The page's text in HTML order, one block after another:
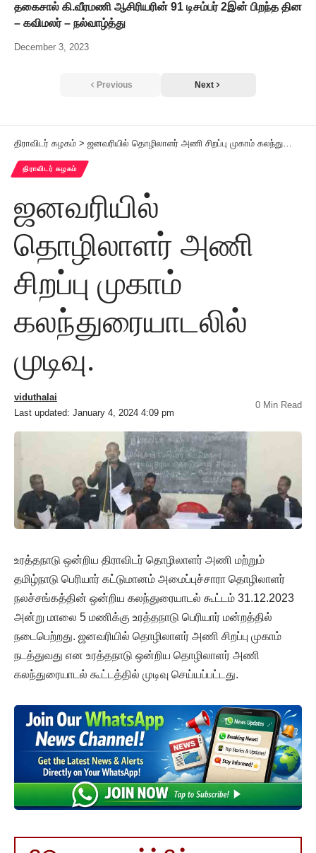
தகைசால் கி.வீரமணி ஆசிரியரின் 91 டிசம்பர் 2இன் பிறந்த தின
– கவிமலர் – நல்வாழ்த்து
December 3, 2023
Previous Next
திராவிடர் கழகம் > ஜனவரியில் தொழிலாளர் அணி சிறப்பு முகாம் கலந்துரையாடலில் முடிவு.
திராவிடர் கழகம்
ஜனவரியில்
தொழிலாளர் அணி
சிறப்பு முகாம்
கலந்துரையாடலில்
முடிவு.
Last updated: January 4, 2024 4:09 pm
viduthalai
0 Min Read
உரத்தநாடு ஒன்றிய திராவிடர் தொழிலாளர் அணி மற்றும்
தமிழ்நாடு பெரியார் கட்டுமானம் அமைப்புச்சாரா தொழிலாளர்
நலச்சங்கத்தின் ஒன்றிய கலந்துரையாடல் கூட்டம் 31.12.2023
அன்று மாலை 5 மணிக்கு உரத்தநாடு பெரியார் மன்றத்தில்
நடைபெற்றது. ஜனவரியில் தொழிலாளர் அணி சிறப்பு முகாம்
நடத்துவது என உரத்தநாடு ஒன்றிய தொழிலாளர் அணி
கலந்துரையாடல் கூட்டத்தில் முடிவு செய்யப்பட்டது.